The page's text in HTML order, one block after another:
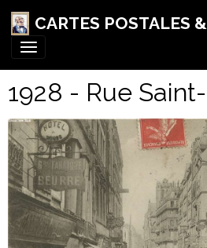
CARTES POSTALES
1928 - Rue